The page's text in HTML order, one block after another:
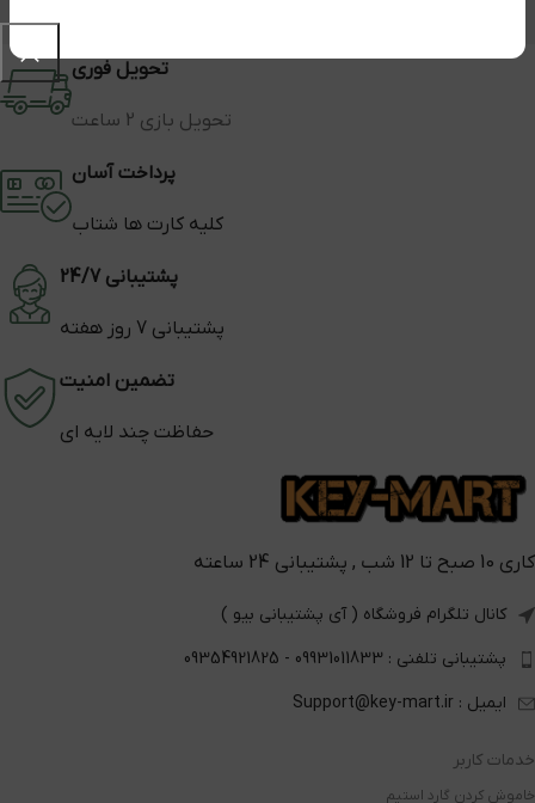
تحویل فوری
تحویل بازی 2 ساعت
پرداخت آسان
کلیه کارت ها شتاب
پشتیبانی 24/7
پشتیبانی 7 روز هفته
تضمین امنیت
حفاظت چند لایه ای
کاری 10 صبح تا 12 شب , پشتیبانی 24 ساعته
کانال تلگرام فروشگاه ( آی پشتیبانی بیو )
پشتیبانی تلفنی : 09931011833 - 09354921825
ایمیل : Support@key-mart.ir
خدمات کاربر
خاموش کردن گارد استیم